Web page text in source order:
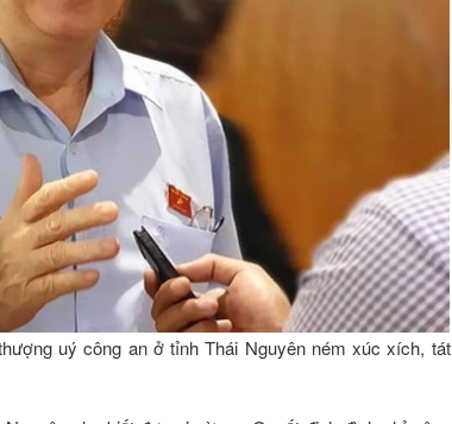
uý công an ở tỉnh Thái Nguyên ném xúc xích, tát